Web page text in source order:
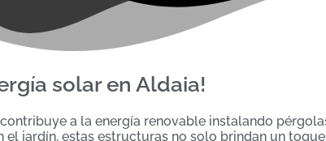
solar en Aldaia!
a la energía renovable instalando
el jardín, estas estructuras no solo brindan un